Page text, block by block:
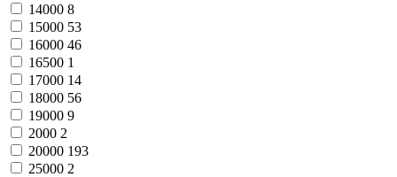
14000 8
15000 53
16000 46
16500 1
17000 14
18000 56
19000 9
2000 2
20000 193
25000 2